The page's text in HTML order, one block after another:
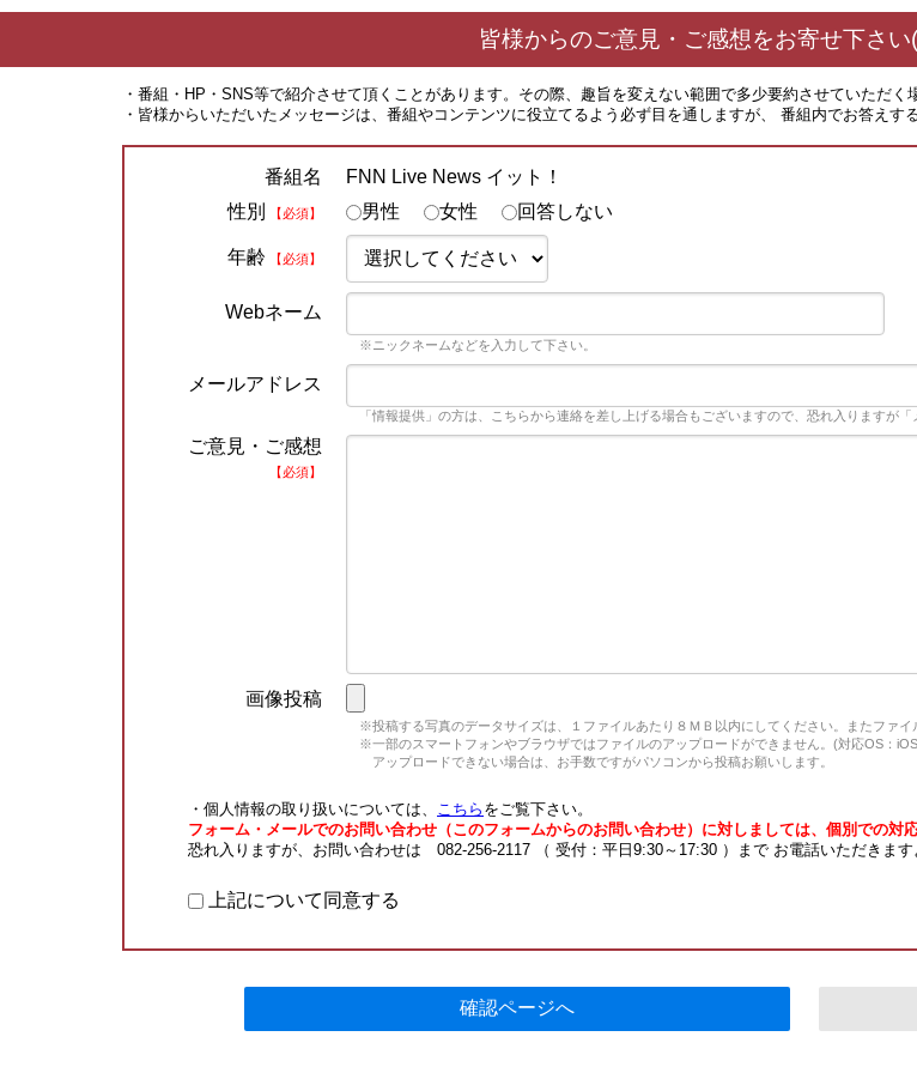
皆様からのご意見・ご感想をお寄せ下さ
・番組・HP・SNS等で紹介させて頂くことがあります。その際、趣旨を変えない範囲で多少要約させていただく
・皆様からいただいたメッセージは、番組やコンテンツに役立てるよう必ず目を通しますが、 番組内でお答えす
番組名
FNN Live News イット！
性別
【必須】 男性 女性 回答しない
年齢 【必須】
Webネーム
※ニックネームなどを入力して下さい。
メールアドレス
「情報提供」の方は、こちらから連絡を差し上げる場合もございますので、恐れ入りますが
ご意見・ご感想
【必須】
画像投稿
※投稿する写真のデータサイズは、１ファイルあたり８ＭＢ以内にしてください。またファイ
※一部のスマートフォンやブラウザではファイルのアップロードができません。(対応OS：
アップロードできない場合は、お手数ですがパソコンから投稿お願いします。
・個人情報の取り扱いについては、 こちら をご覧下さい。
フォーム・メールでのお問い合わせ（このフォームからのお問い合わせ）に対しましては、個別での対
恐れ入りますが、お問い合わせは 082-256-2117 （ 受付：平日9:30～17:30 ）まで お電話いただきます
上記について同意する
確認ページへ